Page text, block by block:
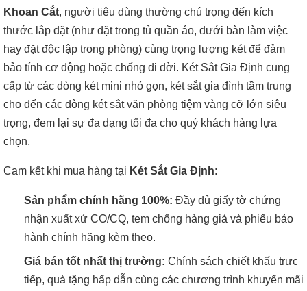
Khoan Cắt, người tiêu dùng thường chú trọng đến kích
thước lắp đặt (như đặt trong tủ quần áo, dưới bàn làm việc
hay đặt độc lập trong phòng) cùng trọng lượng két để đảm
bảo tính cơ động hoặc chống di dời. Két Sắt Gia Định cung
cấp từ các dòng két mini nhỏ gọn, két sắt gia đình tầm trung
cho đến các dòng két sắt văn phòng tiệm vàng cỡ lớn siêu
trọng, đem lại sự đa dạng tối đa cho quý khách hàng lựa
chọn.
Cam kết khi mua hàng tại Két Sắt Gia Định:
Sản phẩm chính hãng 100%: Đầy đủ giấy tờ chứng
nhận xuất xứ CO/CQ, tem chống hàng giả và phiếu bảo
hành chính hãng kèm theo.
Giá bán tốt nhất thị trường: Chính sách chiết khấu trực
tiếp, quà tặng hấp dẫn cùng các chương trình khuyến mãi